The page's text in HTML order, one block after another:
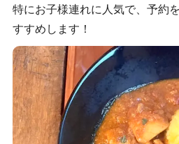
特にお子様連れに人気で、予約
すすめします！